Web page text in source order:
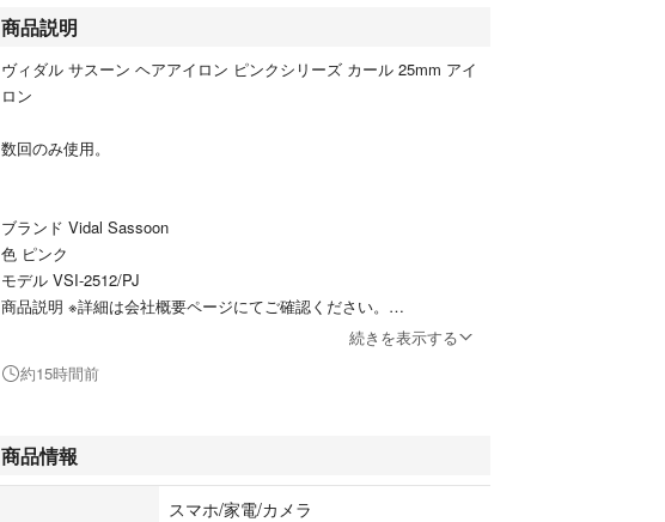
商品説明
ヴィダル サスーン ヘアアイロン ピンクシリーズ カール 25mm アイ
ロン
数回のみ使用。
ブランド Vidal Sassoon
色 ピンク
モデル VSI-2512/PJ
商品説明 ※詳細は会社概要ページにてご確認ください。
サイズ:幅36×奥行4.5×高さ7.5cm
消費電力:65W
付属品:取扱説明書、書
続きを表示する
約15時間前
商品情報
スマホ/家電/カメラ